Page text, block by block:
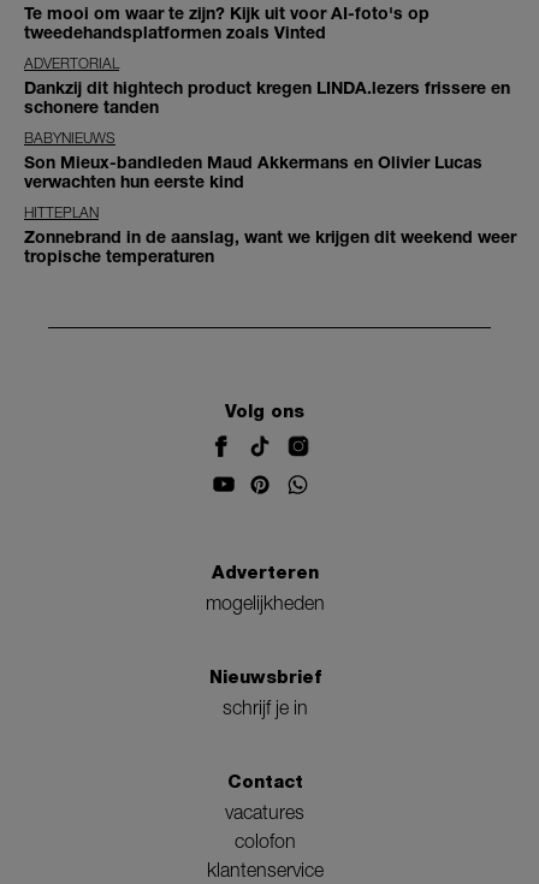
Te mooi om waar te zijn? Kijk uit voor AI-foto's op
tweedehandsplatformen zoals Vinted
ADVERTORIAL
Dankzij dit hightech product kregen LINDA.lezers frissere en
schonere tanden
BABYNIEUWS
Son Mieux-bandleden Maud Akkermans en Olivier Lucas
verwachten hun eerste kind
HITTEPLAN
Zonnebrand in de aanslag, want we krijgen dit weekend weer
tropische temperaturen
Volg ons
Adverteren
mogelijkheden
Nieuwsbrief
schrijf je in
Contact
vacatures
colofon
klantenservice